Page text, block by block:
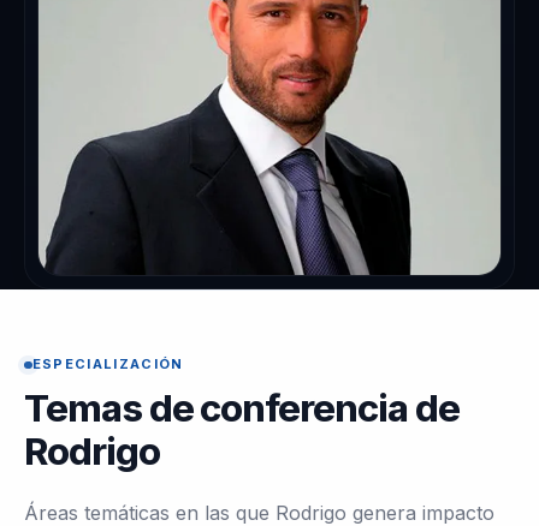
ESPECIALIZACIÓN
Temas de conferencia de
Rodrigo
Áreas temáticas en las que Rodrigo genera impacto